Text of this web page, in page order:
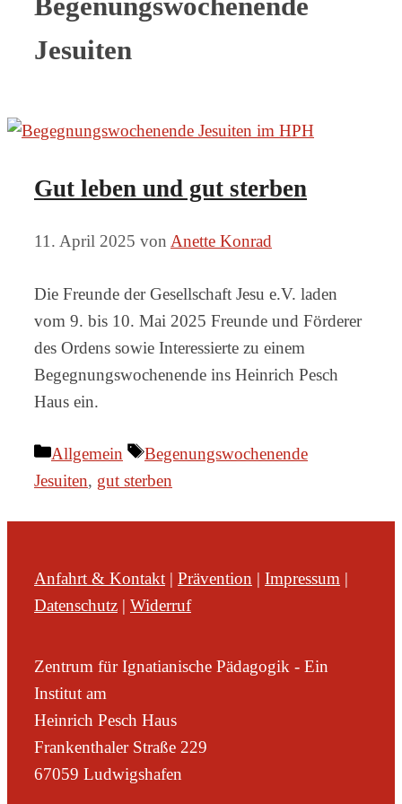
Jesuiten
Gut leben und gut sterben
11. April 2025 von Anette Konrad
Die Freunde der Gesellschaft Jesu e.V. laden
vom 9. bis 10. Mai 2025 Freunde und Förderer
des Ordens sowie Interessierte zu einem
Begegnungswochenende ins Heinrich Pesch
Haus ein.
Kategorien
Allgemein Schlagwörter
Begenungswochenende
Jesuiten, gut sterben
Anfahrt & Kontakt | Prävention | Impressum |
Datenschutz | Widerruf
Zentrum für Ignatianische Pädagogik - Ein
Institut am
Heinrich Pesch Haus
Frankenthaler Straße 229
67059 Ludwigshafen